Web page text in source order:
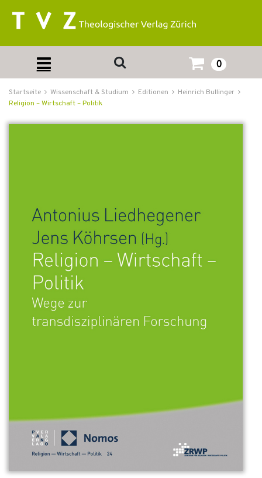
0
Startseite Wissenschaft & Studium Editionen
Heinrich Bullinger
Religion – Wirtschaft – Politik